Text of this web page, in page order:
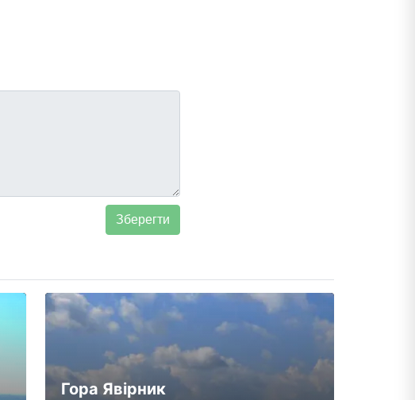
Гора Явірник